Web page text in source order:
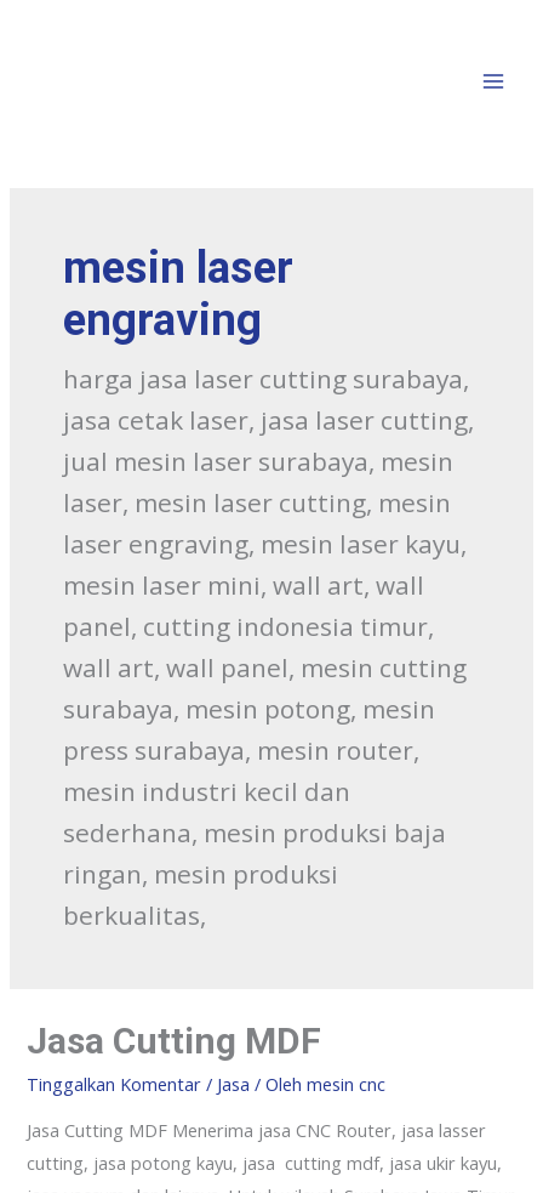
mesin laser
engraving
harga jasa laser cutting surabaya,
jasa cetak laser, jasa laser cutting,
jual mesin laser surabaya, mesin
laser, mesin laser cutting, mesin
laser engraving, mesin laser kayu,
mesin laser mini, wall art, wall
panel, cutting indonesia timur,
wall art, wall panel, mesin cutting
surabaya, mesin potong, mesin
press surabaya, mesin router,
mesin industri kecil dan
sederhana, mesin produksi baja
ringan, mesin produksi
berkualitas,
Jasa Cutting MDF
Tinggalkan Komentar / Jasa / Olehmesin cnc
Jasa Cutting MDF Menerima jasa CNC Router, jasa lasser
cutting, jasa potong kayu, jasa cutting mdf, jasa ukir kayu,